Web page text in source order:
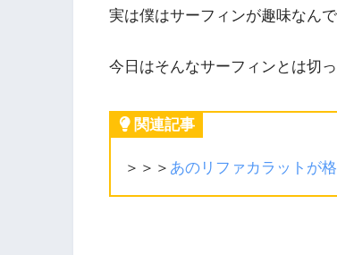
実は僕はサーフィンが趣味なんで
今日はそんなサーフィンとは切
関連記事
＞＞＞ あのリファカラットが